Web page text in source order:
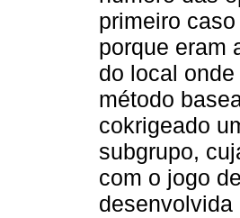
primeiro
porque eram
do local
método
cokrigeado
subgrupo,
com o jogo
desenvolvida